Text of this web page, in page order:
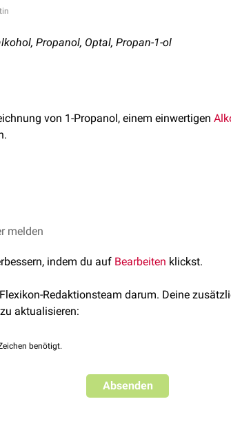
Propanol, Optal, Propan-1-ol
von 1-Propanol, einem einwertigen
, zu Herstellung von
melden
indem du auf Bearbeiten klickst.
Redaktionsteam darum. Deine
aktualisieren:
benötigt.
Absenden